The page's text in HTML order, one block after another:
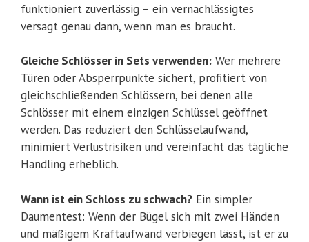
funktioniert zuverlässig – ein vernachlässigtes
versagt genau dann, wenn man es braucht.
Gleiche Schlösser in Sets verwenden: Wer mehrere
Türen oder Absperrpunkte sichert, profitiert von
gleichschließenden Schlössern, bei denen alle
Schlösser mit einem einzigen Schlüssel geöffnet
werden. Das reduziert den Schlüsselaufwand,
minimiert Verlustrisiken und vereinfacht das tägliche
Handling erheblich.
Wann ist ein Schloss zu schwach? Ein simpler
Daumentest: Wenn der Bügel sich mit zwei Händen
und mäßigem Kraftaufwand verbiegen lässt, ist er zu